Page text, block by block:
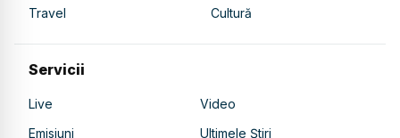
Travel
Cultură
Servicii
Live
Video
Emisiuni
Ultimele Știri